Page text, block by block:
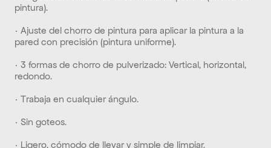
pintura).
· Ajuste del chorro de pintura para aplicar la pintura a la
pared con precisión (pintura uniforme).
· 3 formas de chorro de pulverizado: Vertical, horizontal,
redondo.
· Trabaja en cualquier ángulo.
· Sin goteos.
· Ligero, cómodo de llevar y simple de limpiar.